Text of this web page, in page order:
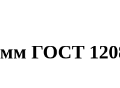
мм ГОСТ